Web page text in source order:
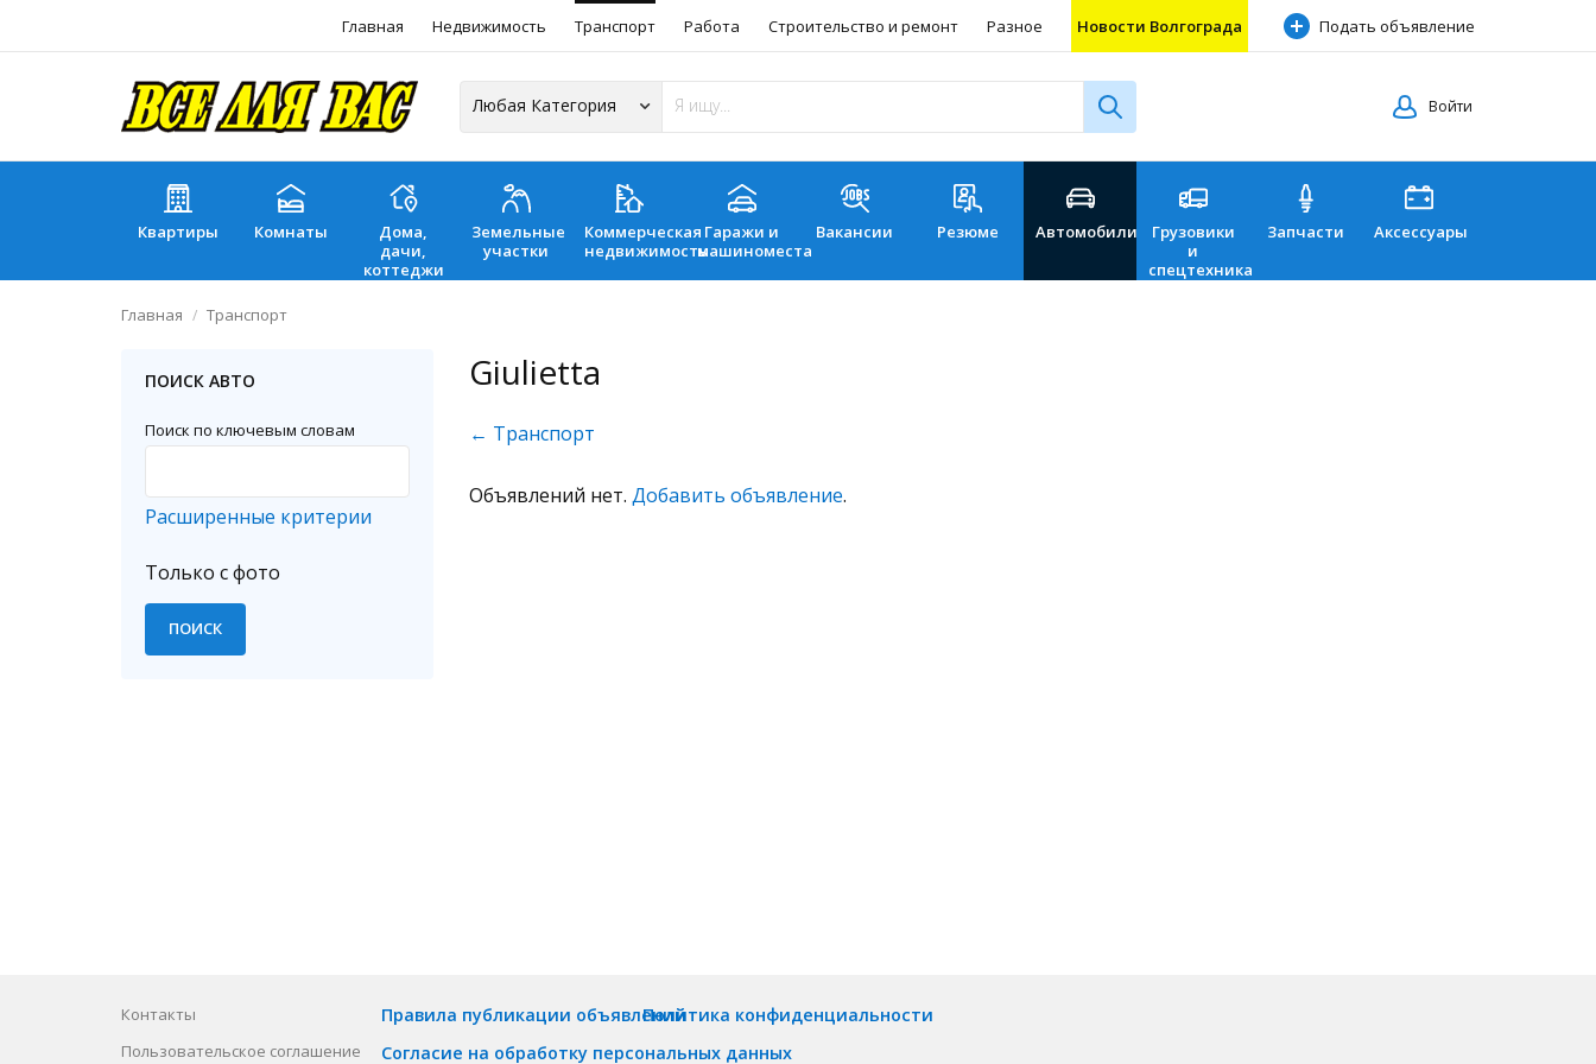
Главная Недвижимость Транспорт Работа Строительство и ремонт Разное Новости Волгограда Подать объявление
Войти
Квартиры Комнаты
Дома,
дачи,
коттеджи
Земельные
участки
Коммерческая
недвижимость
Гаражи и
машиноместа
Вакансии Резюме Автомобили
Грузовики
и
спецтехника
Запчасти Аксессуары
Главная Транспорт
ПОИСК АВТО
Поиск по ключевым словам
Расширенные критерии
Только с фото
Giulietta
← Транспорт
Объявлений нет. Добавить объявление.
Контакты
Пользовательское соглашение
Правила публикации объявлений
Согласие на обработку персональных данных
Политика конфиденциальности